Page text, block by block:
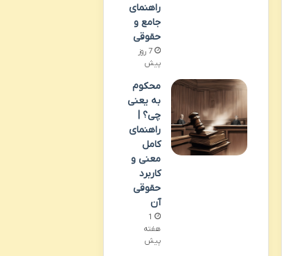
راهنمای
جامع و
حقوقی
7 روز
پیش
محکوم
به یعنی
چی؟ |
راهنمای
کامل
معنی و
کاربرد
حقوقی
آن
1
هفته
پیش